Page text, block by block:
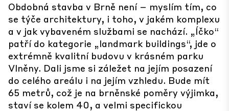
Obdobná stavba v Brně není – myslím tím, co
se týče architektury, i toho, v jakém komplexu
a v jak vybaveném službami se nachází. „Íčko“
patří do kategorie „landmark buildings“, jde o
extrémně kvalitní budovu v krásném parku
Vlněny. Dali jsme si záležet na jejím posazení
do celého areálu i na jejím vzhledu. Bude mít
65 metrů, což je na brněnské poměry výjimka,
staví se kolem 40, a velmi specifickou